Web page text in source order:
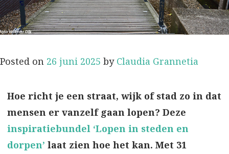
Posted on 26 juni 2025 by Claudia Grannetia
Hoe richt je een straat, wijk of stad zo in dat
mensen er vanzelf gaan lopen? Deze
inspiratiebundel ‘Lopen in steden en
dorpen’ laat zien hoe het kan. Met 31